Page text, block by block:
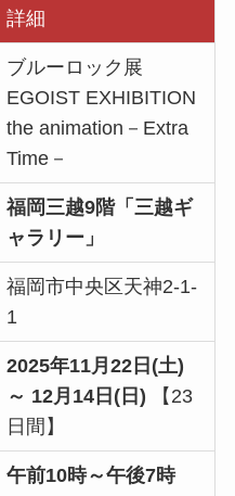
詳細
ブルーロック展
EGOIST EXHIBITION
the animation－Extra
Time－
福岡三越9階「三越ギ
ャラリー」
福岡市中央区天神2-1-
1
2025年11月22日(土)
～ 12月14日(日) 【23
日間】
午前10時～午後7時